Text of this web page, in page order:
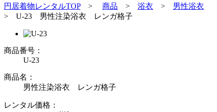
円居着物レンタルTOP> 商品 > 浴衣 > 男性浴衣
> U-23 男性注染浴衣 レンガ格子
商品番号：
U-23
商品名：
男性注染浴衣 レンガ格子
レンタル価格：